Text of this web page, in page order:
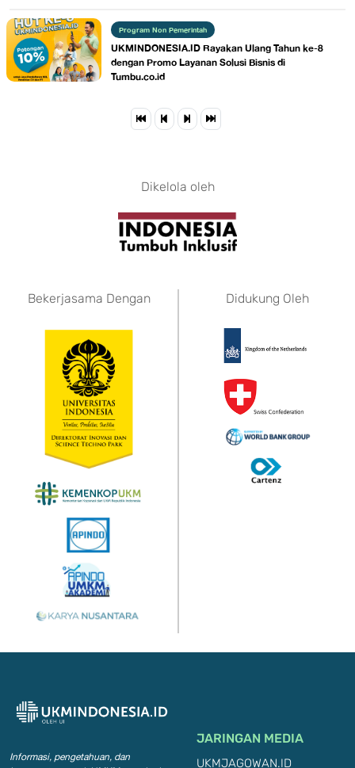
Program Non Pemerintah
UKMINDONESIA.ID Rayakan Ulang Tahun ke-8
dengan Promo Layanan Solusi Bisnis di
Tumbu.co.id
Dikelola oleh
Bekerjasama Dengan Didukung Oleh
Informasi, pengetahuan, dan
JARINGAN MEDIA
UKMJAGOWAN.ID